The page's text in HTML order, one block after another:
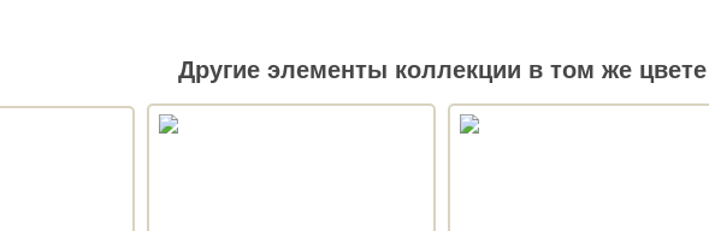
Другие элементы коллекции в том же цвете